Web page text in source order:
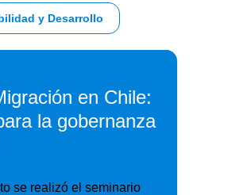
y Desarrollo
en Chile:
la gobernanza
se realizó el seminario